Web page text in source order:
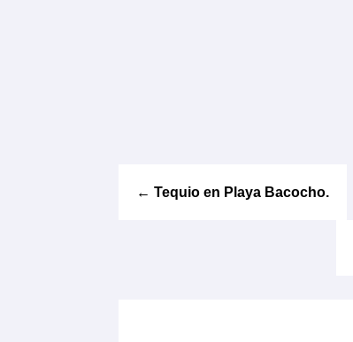
←Tequio en Playa Bacocho.